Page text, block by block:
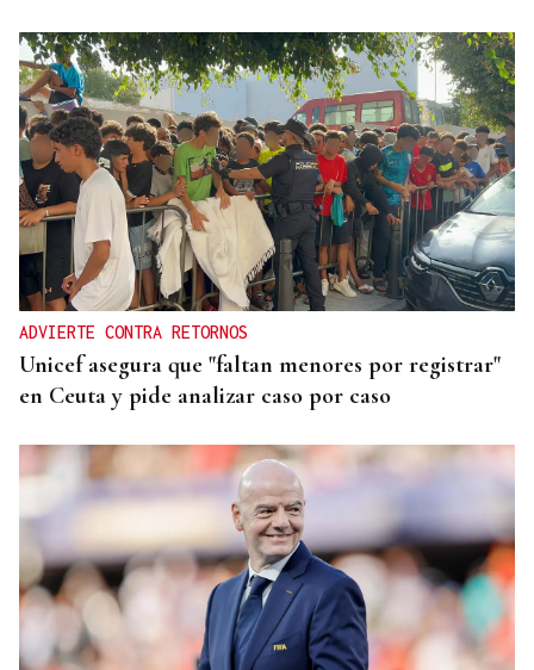
ADVIERTE CONTRA RETORNOS
Unicef asegura que "faltan menores por registrar"
en Ceuta y pide analizar caso por caso